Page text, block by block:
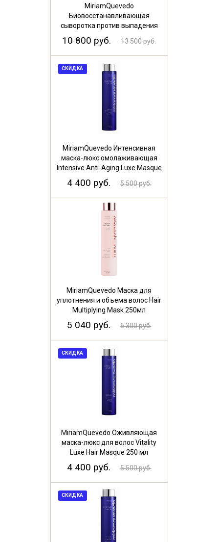
MiriamQuevedo
Биовосстанавливающая
сыворотка против выпадения
Bio-Regenerative For Hair Loss
10*10мл
10 800 руб. 13 500 руб.
СКИДКА
MiriamQuevedo Интенсивная
маска-люкс омолаживающая
Intensive Anti-Aging Luxe Masque
250 мл
4 400 руб. 5 500 руб.
MiriamQuevedo Маска для
уплотнения и объема волос Hair
Multiplying Mask 250мл
5 040 руб. 6 300 руб.
СКИДКА
MiriamQuevedo Оживляющая
маска-люкс для волос Vitality
Luxe Hair Masque 250 мл
4 400 руб. 5 500 руб.
СКИДКА